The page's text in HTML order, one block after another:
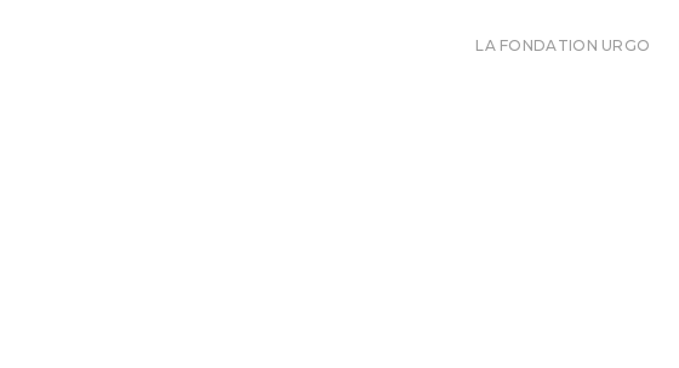
LA FONDATION URGO